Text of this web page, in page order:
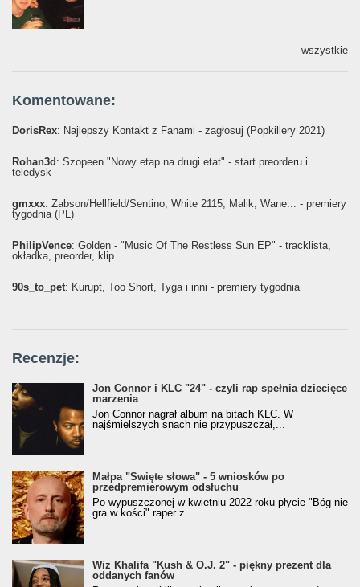
wszystkie
Komentowane:
DorisRex: Najlepszy Kontakt z Fanami - zagłosuj (Popkillery 2021)
Rohan3d: Szopeen "Nowy etap na drugi etat" - start preorderu i
teledysk
gmxxx: Żabson/Hellfield/Sentino, White 2115, Malik, Wane... - premiery
tygodnia (PL)
PhilipVence: Golden - "Music Of The Restless Sun EP" - tracklista,
okładka, preorder, klip
90s_to_pet: Kurupt, Too Short, Tyga i inni - premiery tygodnia
Recenzje:
Jon Connor i KLC "24" - czyli rap spełnia dziecięce
marzenia
Jon Connor nagrał album na bitach KLC. W
najśmielszych snach nie przypuszczał,...
Małpa "Święte słowa" - 5 wniosków po
przedpremierowym odsłuchu
Po wypuszczonej w kwietniu 2022 roku płycie "Bóg nie
gra w kości" raper z...
Wiz Khalifa "Kush & O.J. 2" - piękny prezent dla
oddanych fanów